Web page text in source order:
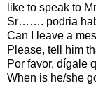
like to speak to
Sr……. podria
Can I leave a
Please, tell him
Por favor,
When is he/she